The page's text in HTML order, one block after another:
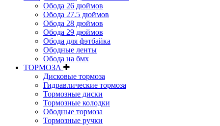
Обода 26 дюймов
Обода 27.5 дюймов
Обода 28 дюймов
Обода 29 дюймов
Обода для фэтбайка
Ободные ленты
Обода на бмх
ТОРМОЗА
Дисковые тормоза
Гидравлические тормоза
Тормозные диски
Тормозные колодки
Ободные тормоза
Тормозные ручки